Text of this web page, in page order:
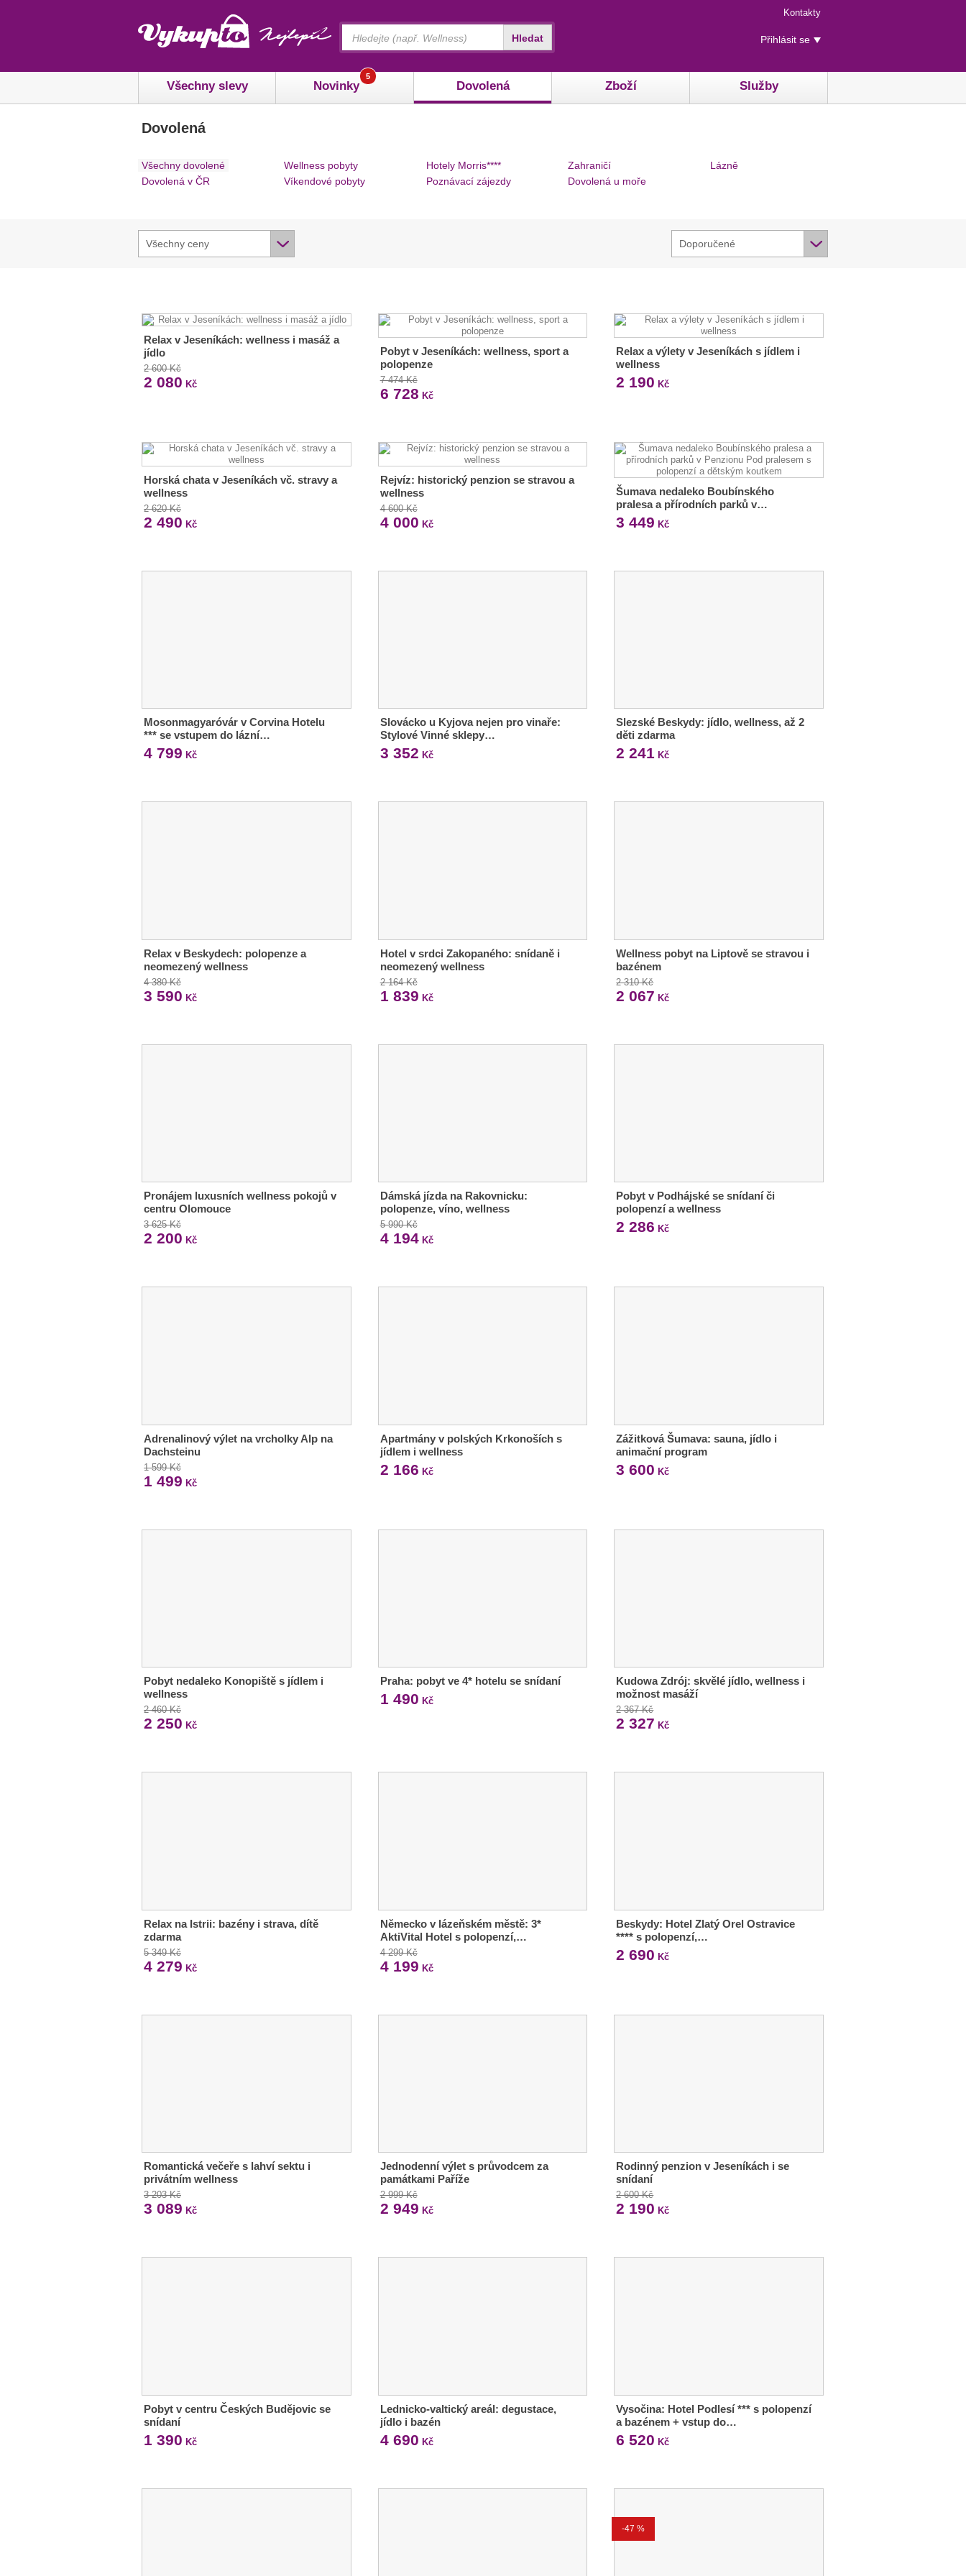
Menu
rychlého
přístupu
Kontakty
Uživatelské
menu
Přihlásit se
Všechny slevy Novinky
5
Dovolená Zboží Služby
Hledat
Dovolená
Všechny dovolené
Dovolená v ČR
Wellness pobyty
Víkendové pobyty
Hotely Morris****
Poznávací zájezdy
Zahraničí
Dovolená u moře
Lázně
Všechny ceny Doporučené
Relax v Jeseníkách: wellness i masáž a
jídlo
2 600 Kč
2 080 Kč
Pobyt v Jeseníkách: wellness, sport a
polopenze
7 474 Kč
6 728 Kč
Relax a výlety v Jeseníkách s jídlem i
wellness
2 190 Kč
Horská chata v Jeseníkách vč. stravy a
wellness
2 620 Kč
2 490 Kč
Rejvíz: historický penzion se stravou a
wellness
4 600 Kč
4 000 Kč
Šumava nedaleko Boubínského
pralesa a přírodních parků v…
3 449 Kč
Mosonmagyaróvár v Corvina Hotelu
*** se vstupem do lázní…
4 799 Kč
Slovácko u Kyjova nejen pro vinaře:
Stylové Vinné sklepy…
3 352 Kč
Slezské Beskydy: jídlo, wellness, až 2
děti zdarma
2 241 Kč
Relax v Beskydech: polopenze a
neomezený wellness
4 380 Kč
3 590 Kč
Hotel v srdci Zakopaného: snídaně i
neomezený wellness
2 164 Kč
1 839 Kč
Wellness pobyt na Liptově se stravou i
bazénem
2 310 Kč
2 067 Kč
Pronájem luxusních wellness pokojů v
centru Olomouce
3 625 Kč
2 200 Kč
Dámská jízda na Rakovnicku:
polopenze, víno, wellness
5 990 Kč
4 194Kč
Pobyt v Podhájské se snídaní či
polopenzí a wellness
2 286 Kč
Adrenalinový výlet na vrcholky Alp na
Dachsteinu
1 599 Kč
1 499 Kč
Apartmány v polských Krkonoších s
jídlem i wellness
2 166 Kč
Zážitková Šumava: sauna, jídlo i
animační program
3 600 Kč
Pobyt nedaleko Konopiště s jídlem i
wellness
2 460 Kč
2 250 Kč
Praha: pobyt ve 4* hotelu se snídaní
1 490 Kč
Kudowa Zdrój: skvělé jídlo, wellness i
možnost masáží
2 367 Kč
2 327 Kč
Relax na Istrii: bazény i strava, dítě
zdarma
5 349 Kč
4 279 Kč
Německo v lázeňském městě: 3*
AktiVital Hotel s polopenzí,…
4 299 Kč
4 199 Kč
Beskydy: Hotel Zlatý Orel Ostravice
**** s polopenzí,…
2 690 Kč
Romantická večeře s lahví sektu i
privátním wellness
3 203 Kč
3 089 Kč
Jednodenní výlet s průvodcem za
památkami Paříže
2 999 Kč
2 949 Kč
Rodinný penzion v Jeseníkách i se
snídaní
2 600 Kč
2 190 Kč
Pobyt v centru Českých Budějovic se
snídaní
1 390 Kč
Lednicko-valtický areál: degustace,
jídlo i bazén
4 690 Kč
Vysočina: Hotel Podlesí *** s polopenzí
a bazénem + vstup do…
6 520 Kč
-47 %